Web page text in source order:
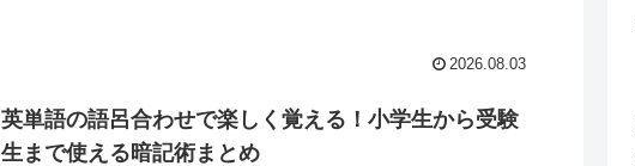
2026.08.03
英単語の語呂合わせで楽しく覚える！小学生から受験
生まで使える暗記術まとめ